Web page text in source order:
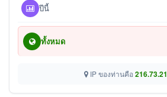
ปีนี้
ทั้งหมด
IP ของท่านคือ